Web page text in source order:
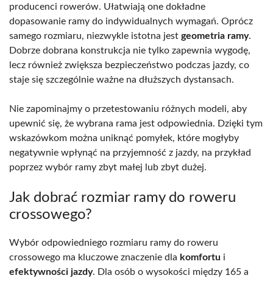
producenci rowerów. Ułatwiają one dokładne
dopasowanie ramy do indywidualnych wymagań. Oprócz
samego rozmiaru, niezwykle istotna jest geometria ramy.
Dobrze dobrana konstrukcja nie tylko zapewnia wygodę,
lecz również zwiększa bezpieczeństwo podczas jazdy, co
staje się szczególnie ważne na dłuższych dystansach.
Nie zapominajmy o przetestowaniu różnych modeli, aby
upewnić się, że wybrana rama jest odpowiednia. Dzięki tym
wskazówkom można uniknąć pomyłek, które mogłyby
negatywnie wpłynąć na przyjemność z jazdy, na przykład
poprzez wybór ramy zbyt małej lub zbyt dużej.
Jak dobrać rozmiar ramy do roweru
crossowego?
Wybór odpowiedniego rozmiaru ramy do roweru
crossowego ma kluczowe znaczenie dla komfortu i
efektywności jazdy. Dla osób o wysokości między 165 a